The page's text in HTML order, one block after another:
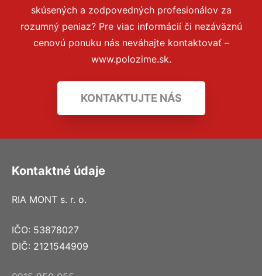
skúsených a zodpovedných profesionálov za
rozumný peniaz? Pre viac informácií či nezáväznú
cenovú ponuku nás neváhajte kontaktovať –
www.polozime.sk.
KONTAKTUJTE NÁS
Kontaktné údaje
RIA MONT s. r. o.
IČO: 53878027
DIČ: 2121544909